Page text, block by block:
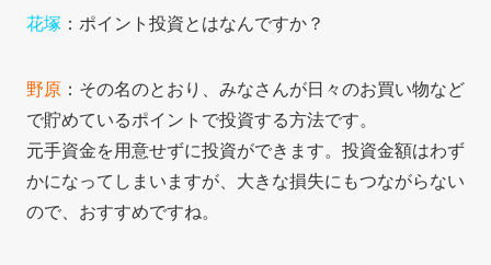
花塚 ：ポイント投資とはなんですか？
野原 ：その名のとおり、みなさんが日々のお買い物など
で貯めているポイントで投資する方法です。
元手資金を用意せずに投資ができます。投資金額はわず
かになってしまいますが、大きな損失にもつながらない
ので、おすすめですね。